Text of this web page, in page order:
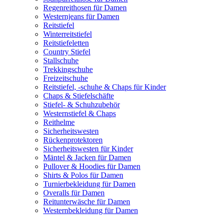
Regenreithosen für Damen
Westernjeans für Damen
Reitstiefel
Winterreitstiefel
Reitstiefeletten
Country Stiefel
Stallschuhe
Trekkingschuhe
Freizeitschuhe
Reitstiefel, -schuhe & Chaps für Kinder
Chaps & Stiefelschäfte
Stiefel- & Schuhzubehör
Westernstiefel & Chaps
Reithelme
Sicherheitswesten
Rückenprotektoren
Sicherheitswesten für Kinder
Mäntel & Jacken für Damen
Pullover & Hoodies für Damen
Shirts & Polos für Damen
Turnierbekleidung für Damen
Overalls für Damen
Reitunterwäsche für Damen
Westernbekleidung für Damen